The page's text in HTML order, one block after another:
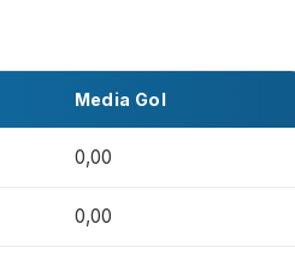
Media Gol
0,00
0,00